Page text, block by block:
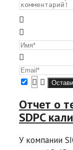
Отчет о
SDPC
У компании